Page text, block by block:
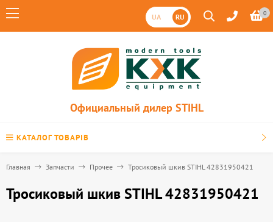
UA RU 0
Официальный дилер STIHL
КАТАЛОГ ТОВАРІВ
Главная Запчасти Прочее Тросиковый шкив STIHL 42831950421
Тросиковый шкив STIHL 42831950421